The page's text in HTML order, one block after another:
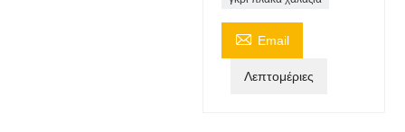
 Email
Λεπτομέριες